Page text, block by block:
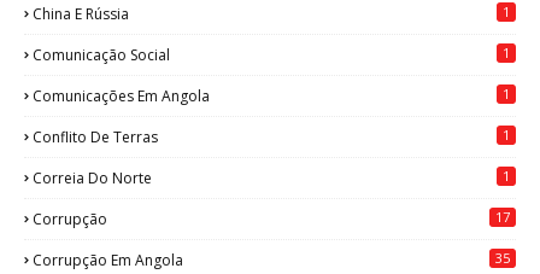
China E Rússia 1
Comunicação Social 1
Comunicações Em Angola 1
Conflito De Terras 1
Correia Do Norte 1
Corrupção 17
Corrupção Em Angola 35